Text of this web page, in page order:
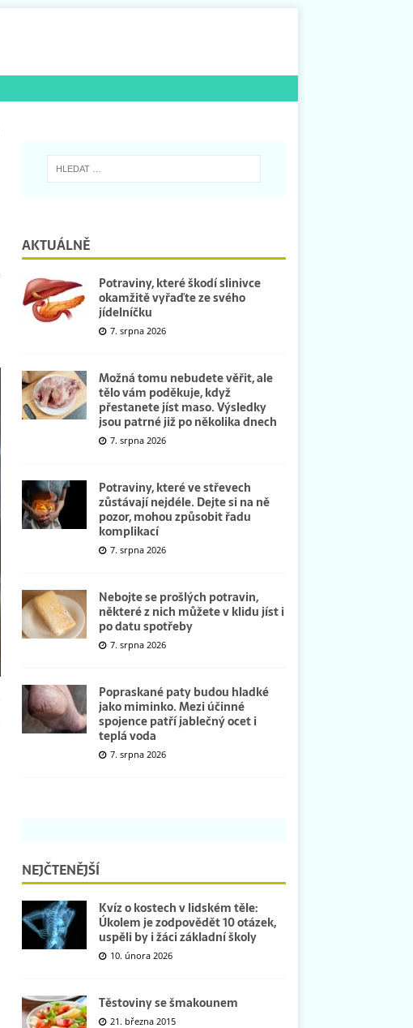
AKTUÁLNĚ
Potraviny, které škodí slinivce
okamžitě vyřaďte ze svého
jídelníčku
7. srpna 2026
Možná tomu nebudete věřit, ale
tělo vám poděkuje, když
přestanete jíst maso. Výsledky
jsou patrné již po několika dnech
7. srpna 2026
Potraviny, které ve střevech
zůstávají nejdéle. Dejte si na ně
pozor, mohou způsobit řadu
komplikací
7. srpna 2026
Nebojte se prošlých potravin,
některé z nich můžete v klidu jíst i
po datu spotřeby
7. srpna 2026
Popraskané paty budou hladké
jako miminko. Mezi účinné
spojence patří jablečný ocet i
teplá voda
7. srpna 2026
NEJČTENĚJŠÍ
Kvíz o kostech v lidském těle:
Úkolem je zodpovědět 10 otázek,
uspěli by i žáci základní školy
10. února 2026
Těstoviny se šmakounem
21. března 2015